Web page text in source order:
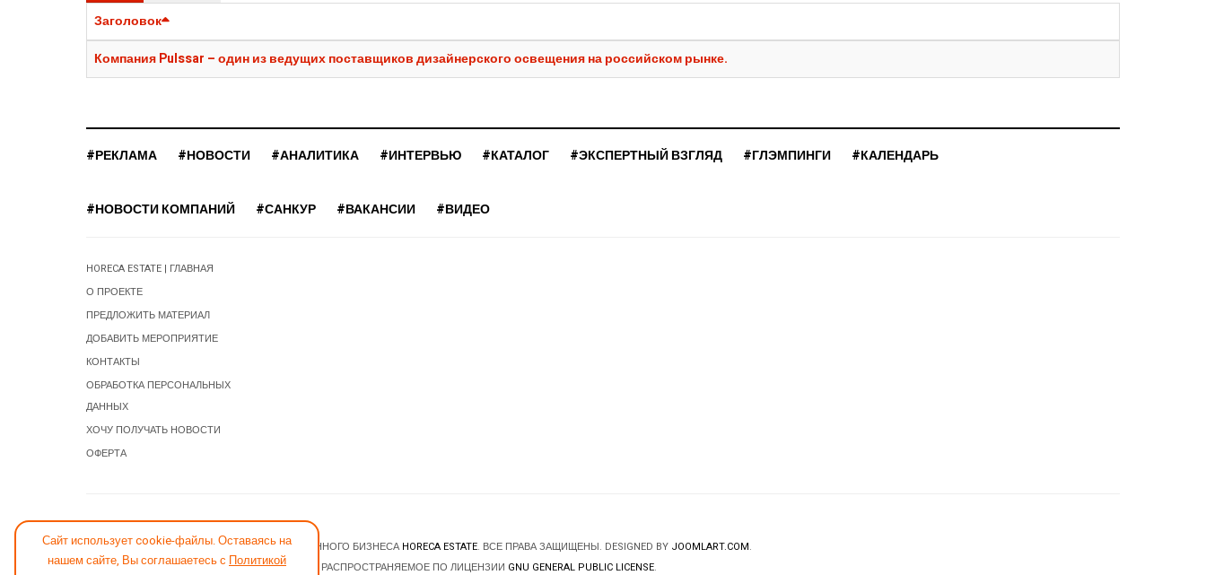
Заголовок
Компания Pulssar – один из ведущих поставщиков дизайнерского освещения на российском рынке.
Сайт использует cookie-файлы. Оставаясь на
нашем сайте, Вы соглашаетесь с Политикой
#РЕКЛАМА #НОВОСТИ #АНАЛИТИКА #ИНТЕРВЬЮ #КАТАЛОГ #ЭКСПЕРТНЫЙ ВЗГЛЯД #ГЛЭМПИНГИ #КАЛЕНДАРЬ
#НОВОСТИ КОМПАНИЙ #САНКУР #ВАКАНСИИ #ВИДЕО
HORECA ESTATE | ГЛАВНАЯ
О ПРОЕКТЕ
ПРЕДЛОЖИТЬ МАТЕРИАЛ
ДОБАВИТЬ МЕРОПРИЯТИЕ
КОНТАКТЫ
ОБРАБОТКА ПЕРСОНАЛЬНЫХ
ДАННЫХ
ХОЧУ ПОЛУЧАТЬ НОВОСТИ
ОФЕРТА
© 2026 НОВОСТИ ГОСТИНИЧНОГО И РЕСТОРАННОГО БИЗНЕСА HORECA ESTATE. ВСЕ ПРАВА ЗАЩИЩЕНЫ. DESIGNED BY JOOMLART.COM.
JOOMLA! CMS- ПРОГРАММНОЕ ОБЕСПЕЧЕНИЕ, РАСПРОСТРАНЯЕМОЕ ПО ЛИЦЕНЗИИ GNU GENERAL PUBLIC LICENSE.